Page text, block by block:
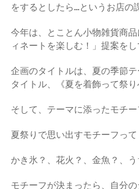
をするとしたら…というお店の
今年は、とことん小物雑貨商
ィネートを楽しむ！」提案をし
企画のタイトルは、夏の季節
タイトル、《夏を着飾って祭
そして、テーマに添ったモチー
夏祭りで思い出すモチーフっ
かき氷？、花火？、金魚？、
モチーフが決まったら、自分